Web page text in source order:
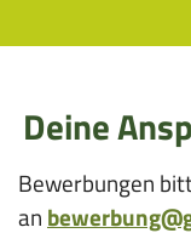
Deine
Bewerbungen
an